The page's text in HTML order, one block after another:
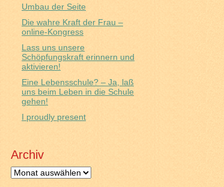
Umbau der Seite
Die wahre Kraft der Frau –
online-Kongress
Lass uns unsere
Schöpfungskraft erinnern und
aktivieren!
Eine Lebensschule? – Ja, laß
uns beim Leben in die Schule
gehen!
I proudly present
Archiv
Archiv